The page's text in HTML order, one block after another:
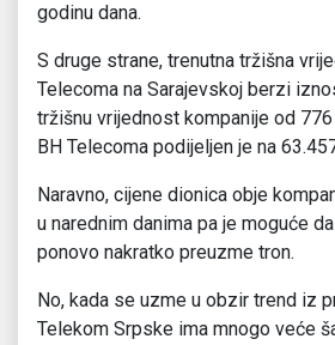
godinu dana.
S druge strane, trenutna tržišna
Telecoma na Sarajevskoj berzi
tržišnu vrijednost kompanije od
BH Telecoma podijeljen je na
Naravno, cijene dionica obje
u narednim danima pa je moguće
ponovo nakratko preuzme tron.
No, kada se uzme u obzir trend iz
Telekom Srpske ima mnogo veće